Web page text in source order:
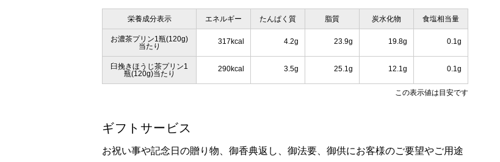
栄養成分表示 エネルギー たんぱく質 脂質 炭水化物 食塩相当量
お濃茶プリン1瓶(120g)
当たり
317kcal 4.2g 23.9g 19.8g 0.1g
臼挽きほうじ茶プリン1
瓶(120g)当たり
290kcal 3.5g 25.1g 12.1g 0.1g
この表示値は目安です
ギフトサービス
お祝い事や記念日の贈り物、御香典返し、御法要、御供にお客様のご要望やご用途